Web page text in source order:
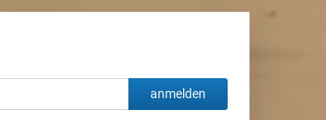
anmelden